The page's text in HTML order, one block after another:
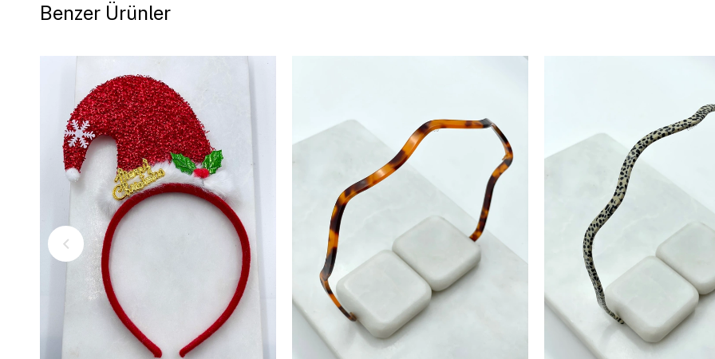
Benzer Ürünler